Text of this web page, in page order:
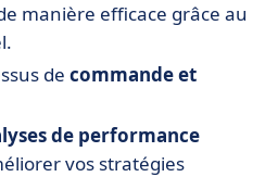
manière efficace grâce au
de commande et
de performance
vos stratégies